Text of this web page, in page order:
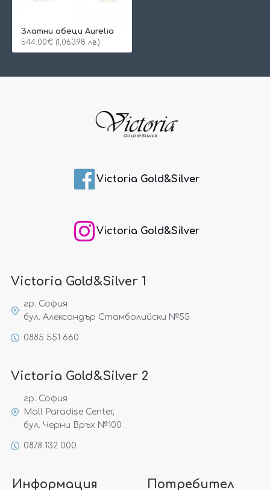
Златни обеци Aurelia
544.00€ (1,063.98 лв.)
Victoria Gold&Silver
Victoria Gold&Silver
Victoria Gold&Silver 1
гр. София
бул. Александър Стамболийски №55
0885 551 660
Victoria Gold&Silver 2
гр. София
Mall Paradise Center,
бул. Черни Връх №100
0878 132 000
Информация Потребител